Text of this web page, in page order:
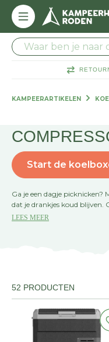
KAMPEERARTIKELEN
Start de
Ga je een dagje picknicken?
dat je drankjes koud blijven.
10°C tot soms zelf vriezen
LEES MEER
52 PRODUCTEN